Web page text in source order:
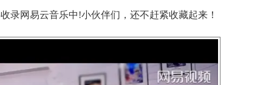
网易云音乐中!小伙伴们，还不赶紧收藏起来！